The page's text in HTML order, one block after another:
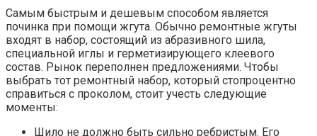
Самым быстрым и дешевым способом является
починка при помощи жгута. Обычно ремонтные жгуты
входят в набор, состоящий из абразивного шила,
специальной иглы и герметизирующего клеевого
состав. Рынок переполнен предложениями. Чтобы
выбрать тот ремонтный набор, который стопроцентно
справиться с проколом, стоит учесть следующие
моменты:
Шило не должно быть сильно ребристым. Его